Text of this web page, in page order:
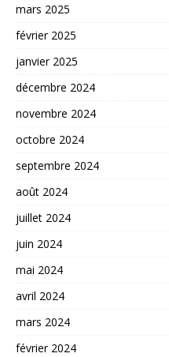
mars 2025
février 2025
janvier 2025
décembre 2024
novembre 2024
octobre 2024
septembre 2024
août 2024
juillet 2024
juin 2024
mai 2024
avril 2024
mars 2024
février 2024